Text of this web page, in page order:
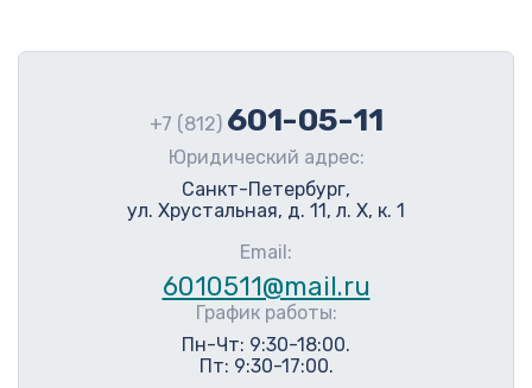
+7 (812) 601-05-11
Юридический адрес:
Санкт-Петербург,
ул. Хрустальная, д. 11, л. Х, к. 1
Email:
6010511@mail.ru
График работы:
Пн-Чт: 9:30-18:00.
Пт: 9:30-17:00.